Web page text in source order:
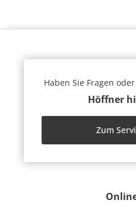
Haben Sie Fragen
Höffner
Zum